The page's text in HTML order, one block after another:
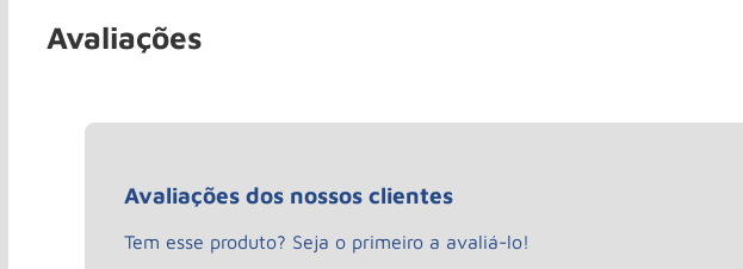
Avaliações
Avaliações dos nossos clientes
Tem esse produto? Seja o primeiro a avaliá-lo!